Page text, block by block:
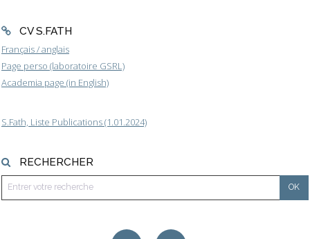
CV S.FATH
Français / anglais
Page perso (laboratoire GSRL)
Academia page (in English)
S.Fath, Liste Publications (1.01.2024)
RECHERCHER